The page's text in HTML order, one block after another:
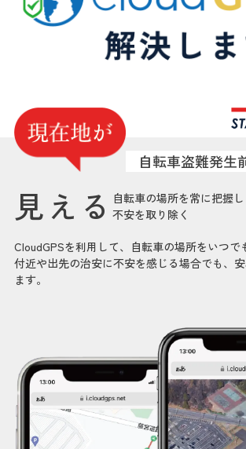
自転車盗難発生
見える自転車の場所を常に把握し
不安を取り除く
CloudGPSを利用して、自転車の場所をいつで
付近や出先の治安に不安を感じる場合でも、
ます。